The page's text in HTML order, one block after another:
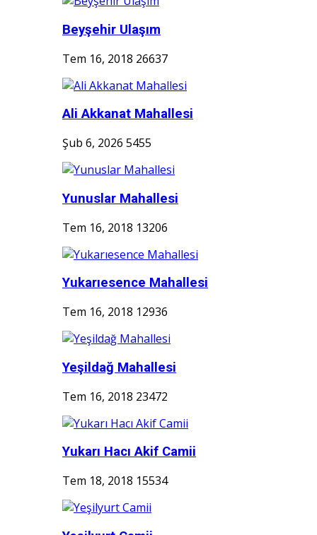
Beyşehir Ulaşım
Tem 16, 2018 26637
Ali Akkanat Mahallesi
Şub 6, 2026 5455
Yunuslar Mahallesi
Tem 16, 2018 13206
Yukarıesence Mahallesi
Tem 16, 2018 12936
Yeşildağ Mahallesi
Tem 16, 2018 23472
Yukarı Hacı Akif Camii
Tem 18, 2018 15534